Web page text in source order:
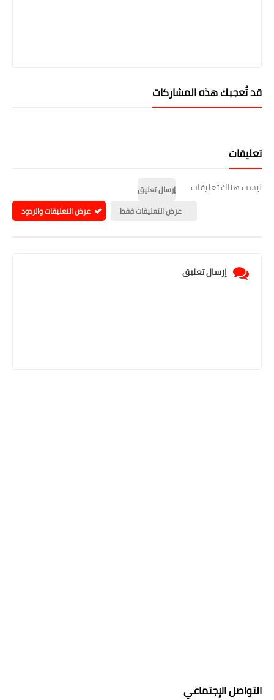
قد تُعجبك هذه المشاركات
تعليقات
ليست هناك تعليقات
إرسال تعليق
عرض التعليقات فقط
عرض التعليقات والردود
إرسال تعليق
التواصل الإجتماعي